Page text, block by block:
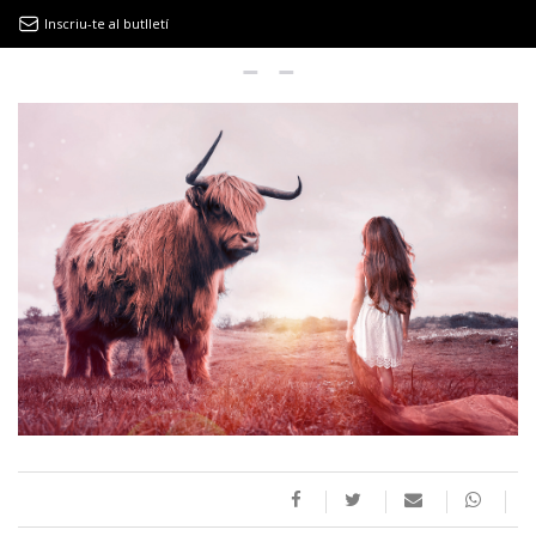
EL CLÀSSIC | ALBERT PLA
“LA VIDA ÉS COM LA MAR: SEMPRE BUSCA L’EQUILIBRI”
NOVETATS DISCOGRÀFIQUES
EL CLÀSSIC | ELS 3 TAMBORS
TEMÀTIQUES
()
Inscriu-te al butlletí